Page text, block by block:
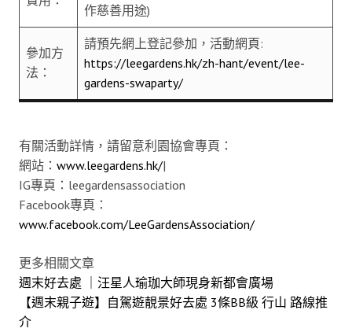
作慈善用途)
參加方
法：
請預先網上登記參加，活動網頁:
https://leegardens.hk/zh-hant/event/lee-
gardens-swaparty/
有關活動詳情，請留意利園協會專頁：
網站： www.leegardens.hk/|
IG專頁：leegardensassociation
Facebook專頁：
www.facebook.com/LeeGardensAssociation/
更多相關文章
週末好去處 ｜汪星人瑜珈大師現身新都會廣場
【週末親子遊】自駕遊靚景好去處 3條BB級 行山 路線推
介